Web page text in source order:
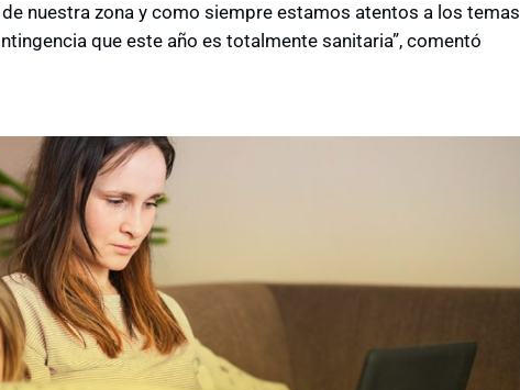
nuestra zona y como siempre estamos atentos a los temas
que este año es totalmente sanitaria”, comentó